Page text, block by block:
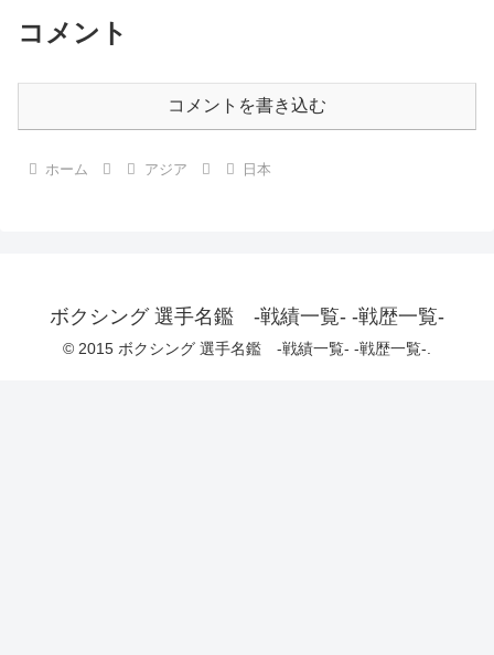
コメント
コメントを書き込む
ホーム アジア 日本
ボクシング 選手名鑑 -戦績一覧- -戦歴一覧-
© 2015 ボクシング 選手名鑑 -戦績一覧- -戦歴一覧-.